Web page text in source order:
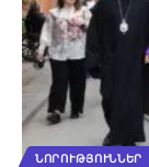
ՆՈՐՈՒԹՅՈՒՆՆԵՐ